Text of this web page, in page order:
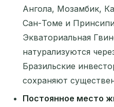
Ангола, Мозамбик,
Сан-Томе и
Экваториальная
натурализуются
Бразильские
сохраняют
Постоянное место